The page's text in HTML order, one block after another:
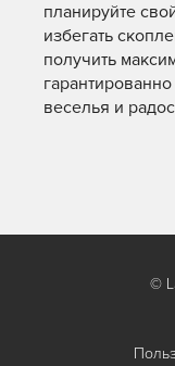
планируйте
избегать
получить
веселья и
©